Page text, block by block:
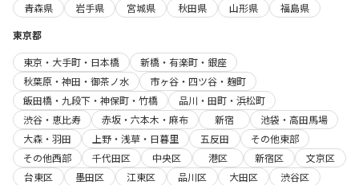
青森県
岩手県 宮城県 秋田県 山形県
福島県
東京都
東京・大手町・日本橋
新橋・有楽町・銀座
秋葉原・神田・御茶ノ水
市ヶ谷・四ツ谷・麹町
飯田橋・九段下・神保町・竹橋
品川・田町・浜松町
渋谷・恵比寿
赤坂・六本木・麻布 新宿
池袋・高田馬場
大森・羽田
上野・浅草・日暮里 五反田
その他東部
その他西部
千代田区 中央区 港区 新宿区
文京区
台東区
墨田区 江東区 品川区 大田区
渋谷区